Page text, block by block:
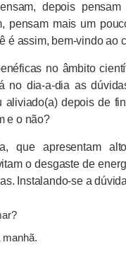
depois
pensam mais um
assim, bem-vindo ao
no âmbito
no dia-a-dia as
aliviado(a) depois de
e o não?
que apresentam
o desgaste de
Instalando-se a
manhã.